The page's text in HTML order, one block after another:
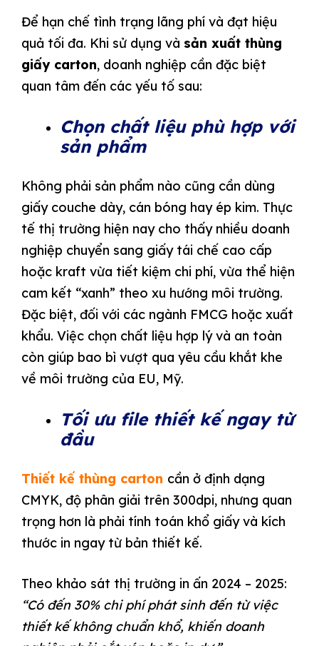
Để hạn chế tình trạng lãng phí và đạt hiệu
quả tối đa. Khi sử dụng và sản xuất thùng
giấy carton, doanh nghiệp cần đặc biệt
quan tâm đến các yếu tố sau:
Chọn chất liệu phù hợp với
sản phẩm
Không phải sản phẩm nào cũng cần dùng
giấy couche dày, cán bóng hay ép kim. Thực
tế thị trường hiện nay cho thấy nhiều doanh
nghiệp chuyển sang giấy tái chế cao cấp
hoặc kraft vừa tiết kiệm chi phí, vừa thể hiện
cam kết “xanh” theo xu hướng môi trường.
Đặc biệt, đối với các ngành FMCG hoặc xuất
khẩu. Việc chọn chất liệu hợp lý và an toàn
còn giúp bao bì vượt qua yêu cầu khắt khe
về môi trường của EU, Mỹ.
Tối ưu file thiết kế ngay từ
đầu
Thiết kế thùng carton cần ở định dạng
CMYK, độ phân giải trên 300dpi, nhưng quan
trọng hơn là phải tính toán khổ giấy và kích
thước in ngay từ bản thiết kế.
Theo khảo sát thị trường in ấn 2024 – 2025:
“Có đến 30% chi phí phát sinh đến từ việc
thiết kế không chuẩn khổ, khiến doanh